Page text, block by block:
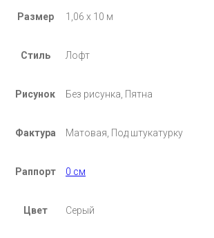
Размер 1,06 х 10 м
Стиль Лофт
Рисунок Без рисунка, Пятна
Фактура Матовая, Под штукатурку
Раппорт 0 см
Цвет Серый